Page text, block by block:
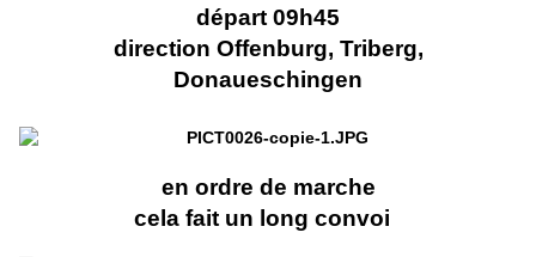
départ 09h45
direction Offenburg, Triberg,
Donaueschingen
en ordre de marche
cela fait un long convoi